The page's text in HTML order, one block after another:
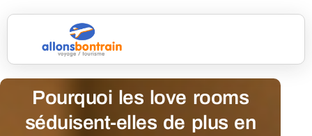
Pourquoi les love rooms
séduisent-elles de plus en